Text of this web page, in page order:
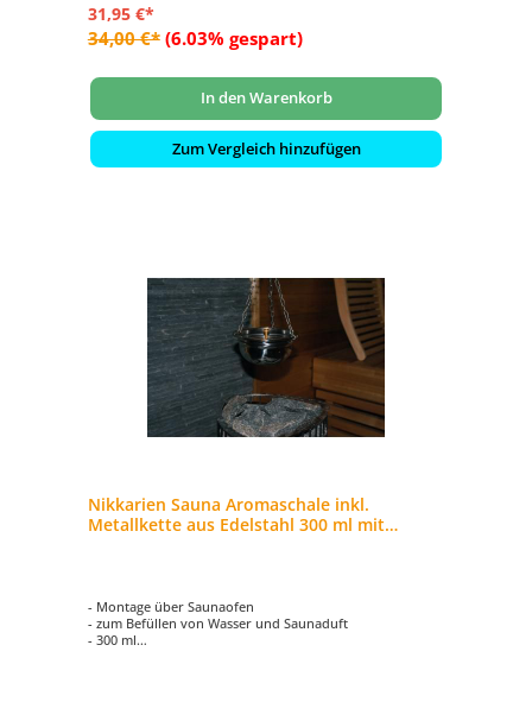
31,95 €*
34,00 €* (6.03% gespart)
In den Warenkorb
Zum Vergleich hinzufügen
Nikkarien Sauna Aromaschale inkl.
Metallkette aus Edelstahl 300 ml mit
- Montage über Saunaofen
- zum Befüllen von Wasser und Saunaduft
- 300 ml